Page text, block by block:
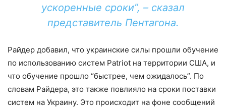
ускоренные сроки”, – сказал
представитель Пентагона.
Райдер добавил, что украинские силы прошли обучение
по использованию систем Patriot на территории США, и
что обучение прошло “быстрее, чем ожидалось”. По
словам Райдера, это также повлияло на сроки поставки
систем на Украину. Это происходит на фоне сообщений